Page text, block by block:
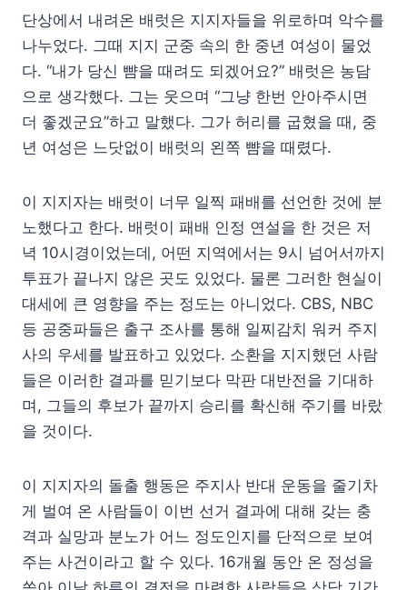
단상에서 내려온 배럿은 지지자들을 위로하며 악수를
나누었다. 그때 지지 군중 속의 한 중년 여성이 물었
다. “내가 당신 뺨을 때려도 되겠어요?” 배럿은 농담
으로 생각했다. 그는 웃으며 “그냥 한번 안아주시면
더 좋겠군요”하고 말했다. 그가 허리를 굽혔을 때, 중
년 여성은 느닷없이 배럿의 왼쪽 뺨을 때렸다.
이 지지자는 배럿이 너무 일찍 패배를 선언한 것에 분
노했다고 한다. 배럿이 패배 인정 연설을 한 것은 저
녁 10시경이었는데, 어떤 지역에서는 9시 넘어서까지
투표가 끝나지 않은 곳도 있었다. 물론 그러한 현실이
대세에 큰 영향을 주는 정도는 아니었다. CBS, NBC
등 공중파들은 출구 조사를 통해 일찌감치 워커 주지
사의 우세를 발표하고 있었다. 소환을 지지했던 사람
들은 이러한 결과를 믿기보다 막판 대반전을 기대하
며, 그들의 후보가 끝까지 승리를 확신해 주기를 바랐
을 것이다.
이 지지자의 돌출 행동은 주지사 반대 운동을 줄기차
게 벌여 온 사람들이 이번 선거 결과에 대해 갖는 충
격과 실망과 분노가 어느 정도인지를 단적으로 보여
주는 사건이라고 할 수 있다. 16개월 동안 온 정성을